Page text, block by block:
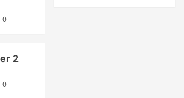
0
2
0